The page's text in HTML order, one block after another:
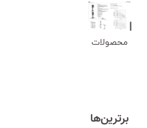
محصولات
برترین‌ها